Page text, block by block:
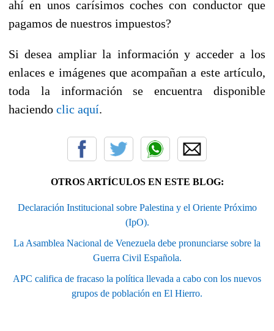
ahí en unos carísimos coches con conductor que
pagamos de nuestros impuestos?
Si desea ampliar la información y acceder a los
enlaces e imágenes que acompañan a este artículo,
toda la información se encuentra disponible
haciendo clic aquí.
OTROS ARTÍCULOS EN ESTE BLOG:
Declaración Institucional sobre Palestina y el Oriente Próximo
(IpO).
La Asamblea Nacional de Venezuela debe pronunciarse sobre la
Guerra Civil Española.
APC califica de fracaso la política llevada a cabo con los nuevos
grupos de población en El Hierro.